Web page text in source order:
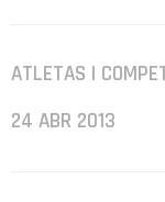
ATLETAS |
24 ABR 2013